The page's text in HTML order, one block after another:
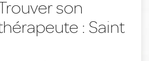
son
: Saint